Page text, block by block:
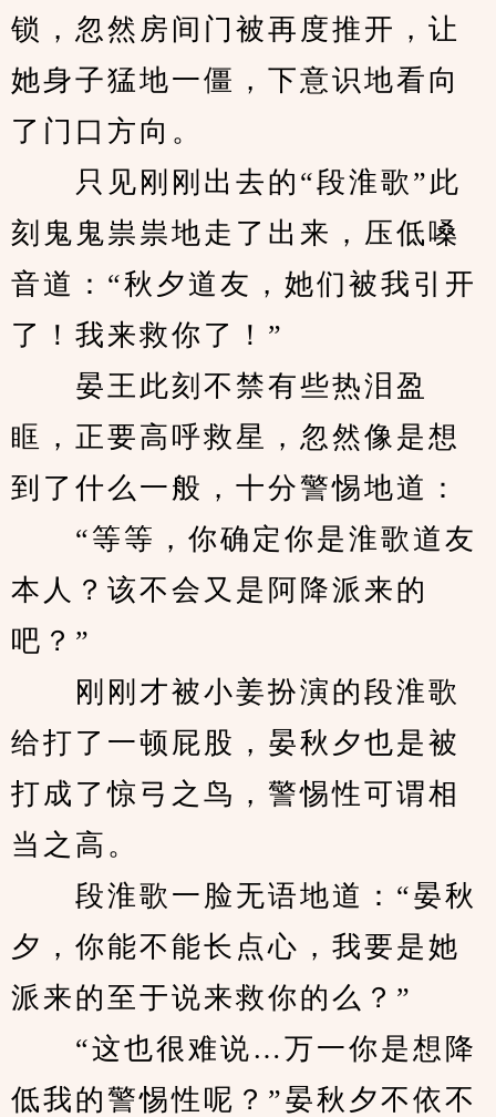
锁，忽然房间门被再度推开，让
她身子猛地一僵，下意识地看向
了门口方向。
只见刚刚出去的“段淮歌”此
刻鬼鬼祟祟地走了出来，压低嗓
音道：“秋夕道友，她们被我引开
了！我来救你了！”
晏王此刻不禁有些热泪盈
眶，正要高呼救星，忽然像是想
到了什么一般，十分警惕地道：
“等等，你确定你是淮歌道友
本人？该不会又是阿降派来的
吧？”
刚刚才被小姜扮演的段淮歌
给打了一顿屁股，晏秋夕也是被
打成了惊弓之鸟，警惕性可谓相
当之高。
段淮歌一脸无语地道：“晏秋
夕，你能不能长点心，我要是她
派来的至于说来救你的么？”
“这也很难说…万一你是想降
低我的警惕性呢？”晏秋夕不依不